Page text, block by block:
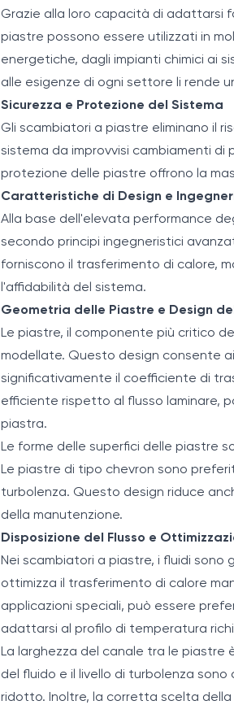
Grazie alla loro capacità di adattarsi
piastre possono essere utilizzati in
energetiche, dagli impianti chimici ai
alle esigenze di ogni settore li rende
Sicurezza e Protezione del Sistema
Gli scambiatori a piastre eliminano il
sistema da improvvisi cambiamenti di
protezione delle piastre offrono la
Caratteristiche di Design e
Alla base dell'elevata performance
secondo principi ingegneristici
forniscono il trasferimento di calore,
l'affidabilità del sistema.
Geometria delle Piastre e Design
Le piastre, il componente più critico
modellate. Questo design consente
significativamente il coefficiente di
efficiente rispetto al flusso laminare,
piastra.
Le forme delle superfici delle piastre
Le piastre di tipo chevron sono
turbolenza. Questo design riduce
della manutenzione.
Disposizione del Flusso e
Nei scambiatori a piastre, i fluidi
ottimizza il trasferimento di calore
applicazioni speciali, può essere
adattarsi al profilo di temperatura
La larghezza del canale tra le
del fluido e il livello di turbolenza
ridotto. Inoltre, la corretta scelta